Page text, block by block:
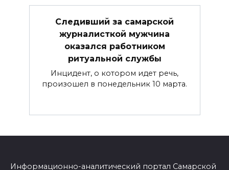
Следивший за самарской
журналисткой мужчина
оказался работником
ритуальной службы
Инцидент, о котором идет речь,
произошел в понедельник 10 марта.
Информационно-аналитический портал Самарской